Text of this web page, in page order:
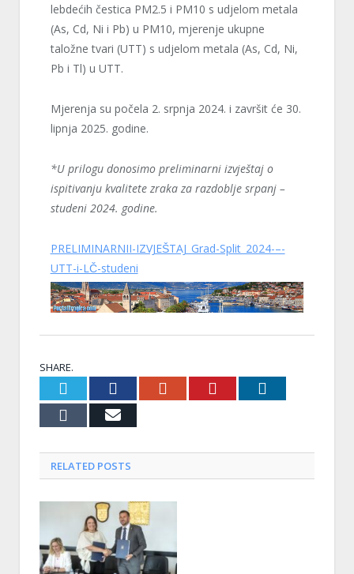
lebdećih čestica PM2.5 i PM10 s udjelom metala
(As, Cd, Ni i Pb) u PM10, mjerenje ukupne
taložne tvari (UTT) s udjelom metala (As, Cd, Ni,
Pb i Tl) u UTT.
Mjerenja su počela 2. srpnja 2024. i završit će 30.
lipnja 2025. godine.
*U prilogu donosimo preliminarni izvještaj o
ispitivanju kvalitete zraka za razdoblje srpanj –
studeni 2024. godine.
PRELIMINARNII-IZVJEŠTAJ_Grad-Split_2024-–-
UTT-i-LČ-studeni
SHARE.
TwitterFacebookGoogle+Pinterest
TumblrEmail
RELATED POSTS